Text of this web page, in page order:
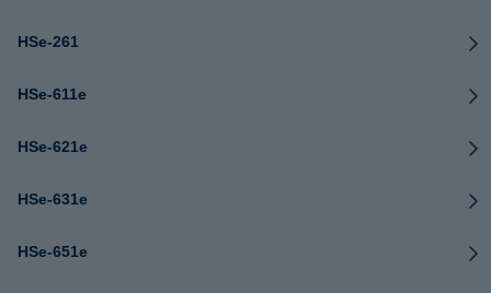
HSe-261
HSe-611e
HSe-621e
HSe-631e
HSe-651e